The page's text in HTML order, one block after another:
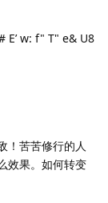
E’ w: f" T" e& U8
！苦苦修行的人
效果。如何转变